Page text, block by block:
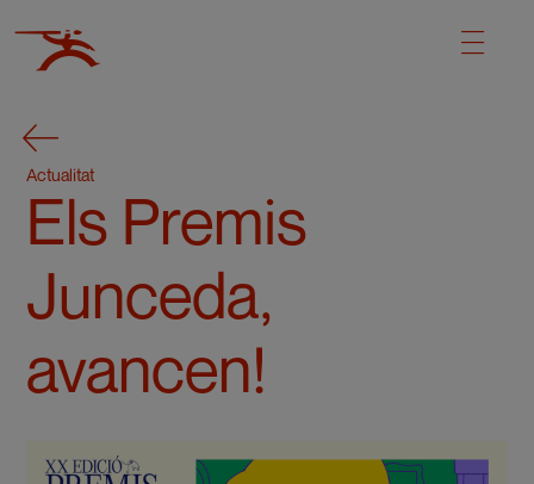
Actualitat
Els Premis
Junceda,
avancen!